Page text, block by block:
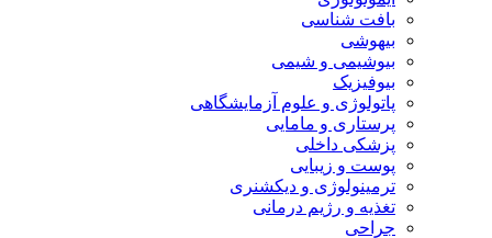
بافت شناسی
بیهوشی
بیوشیمی و شیمی
بیوفیزیک
پاتولوژی و علوم آزمایشگاهی
پرستاری و مامایی
پزشکی داخلی
پوست و زیبایی
ترمینولوژی و دیکشنری
تغذیه و رژیم درمانی
جراحی